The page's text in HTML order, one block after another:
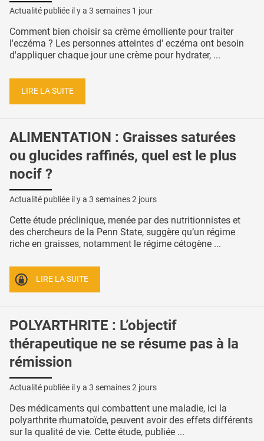
Actualité publiée il y a 3 semaines 1 jour
Comment bien choisir sa crème émolliente pour traiter
l'eczéma ? Les personnes atteintes d' eczéma ont besoin
d'appliquer chaque jour une crème pour hydrater, ...
LIRE LA SUITE
ALIMENTATION : Graisses saturées
ou glucides raffinés, quel est le plus
nocif ?
Actualité publiée il y a 3 semaines 2 jours
Cette étude préclinique, menée par des nutritionnistes et
des chercheurs de la Penn State, suggère qu’un régime
riche en graisses, notamment le régime cétogène ...
LIRE LA SUITE
POLYARTHRITE : L’objectif
thérapeutique ne se résume pas à la
rémission
Actualité publiée il y a 3 semaines 2 jours
Des médicaments qui combattent une maladie, ici la
polyarthrite rhumatoïde, peuvent avoir des effets différents
sur la qualité de vie. Cette étude, publiée ...